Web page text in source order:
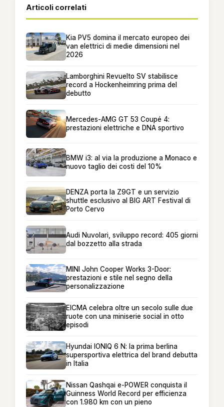
Articoli correlati
Kia PV5 domina il mercato europeo dei
van elettrici di medie dimensioni nel
2026
Lamborghini Revuelto SV stabilisce
record a Hockenheimring prima del
debutto
Mercedes-AMG GT 53 Coupé 4:
prestazioni elettriche e DNA sportivo
BMW i3: al via la produzione a Monaco e
nuovo taglio dei costi del 10%
DENZA porta la Z9GT e un servizio
shuttle esclusivo al BIG ART Festival di
Porto Cervo
Audi Nuvolari, sviluppo record: 405 giorni
dal bozzetto alla strada
MINI John Cooper Works 3-Door:
prestazioni e stile nel segno della
personalizzazione
EICMA celebra oltre un secolo sulle due
ruote con una miniserie social in otto
episodi
Hyundai IONIQ 6 N: la prima berlina
supersportiva elettrica del brand debutta
in Italia
Nissan Qashqai e-POWER conquista il
Guinness World Record per efficienza
con 1.980 km con un pieno